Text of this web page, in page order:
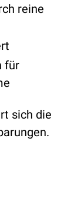
reine
für
sich die